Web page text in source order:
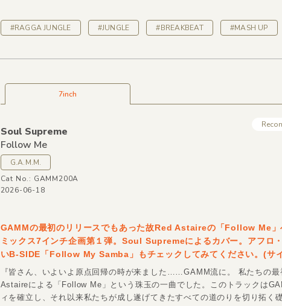
#RAGGA JUNGLE #JUNGLE #BREAKBEAT #MASH UP
7inch
Soul Supreme
Follow Me
G.A.M.M.
Cat No.: GAMM200A
2026-06-18
GAMMの最初のリリースでもあった故Red Astaireの「Follow Me」
ミックス7インチ企画第１弾。Soul Supremeによるカバー。アフロ
いB-SIDE「Follow My Samba」もチェックしてみてください。(サ
『皆さん、いよいよ原点回帰の時が来ました……GAMM流に。 私たちの最
Astaireによる「Follow Me」という珠玉の一曲でした。このトラックは
ィを確立し、それ以来私たちが成し遂げてきたすべての道のりを切り拓く